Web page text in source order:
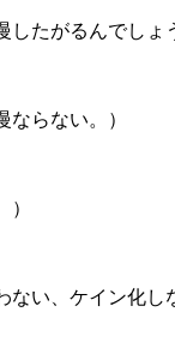
したがるんでしょ
ならない。）
ない、ケイン化